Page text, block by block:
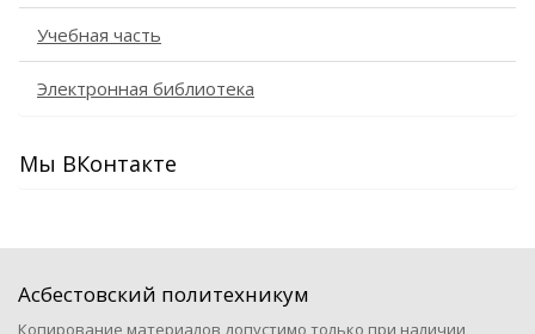
Учебная часть
Электронная библиотека
Мы ВКонтакте
Асбестовский политехникум
Копирование материалов допустимо только при наличии